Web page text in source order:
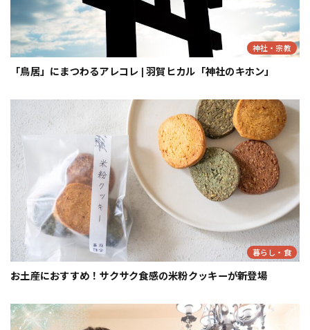
神社・宗教
「鳥居」にまつわるアレコレ | 羽賀ヒカル「神社のキホン」
暮らし・食
お土産におすすめ！サクサク食感の米粉クッキーが新登場